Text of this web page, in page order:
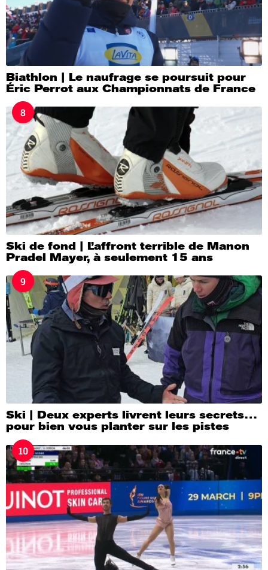
Biathlon | Le naufrage se poursuit pour
Éric Perrot aux Championnats de France
8
Ski de fond | L’affront terrible de Manon
Pradel Mayer, à seulement 15 ans
9
Ski | Deux experts livrent leurs secrets…
pour bien vous planter sur les pistes
10